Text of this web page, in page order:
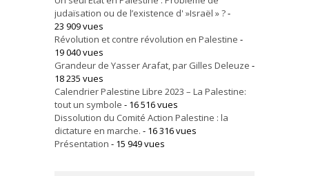
judaïsation ou de l’existence d' »Israël » ?-
23 909 vues
Révolution et contre révolution en Palestine -
19 040 vues
Grandeur de Yasser Arafat, par Gilles Deleuze -
18 235 vues
Calendrier Palestine Libre 2023 – La Palestine:
tout un symbole - 16 516 vues
Dissolution du Comité Action Palestine : la
dictature en marche. - 16 316 vues
Présentation - 15 949 vues